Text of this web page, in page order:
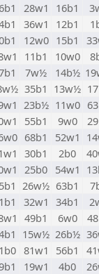
28w1 16b1
36w1 12b1
12w0 15b1
11b1 10w0
7w½ 14b½
35b1 13w½
23b½ 11w0
55b1 9w0
68b1 52w1
30b1 2b0
25b0 54w1
26w½ 63b1
32w1 34b1
49b1 6w0
15w½ 26b½
81w1 56b1
19w1 4b0